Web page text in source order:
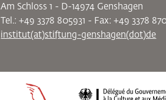
Am Schloss 1 - D-14974 Genshagen
Tel.: +49 3378 805931 - Fax: +49 3378
institut(at)stiftung-genshagen(dot)de